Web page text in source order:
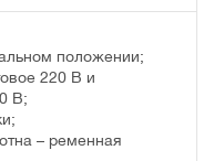
положении;
220 В и
В;
– ременная